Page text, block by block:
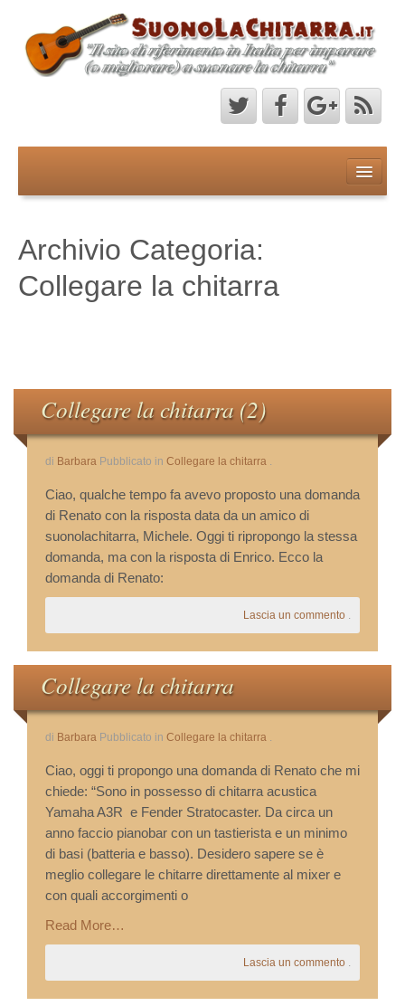
Contatti
Le Vostre Email
Cookie Policy
Privacy Policy
Archivio Categoria:
Collegare la chitarra
Collegare la chitarra (2)
di Barbara Pubblicato in Collegare la chitarra .
Ciao, qualche tempo fa avevo proposto una domanda
di Renato con la risposta data da un amico di
suonolachitarra, Michele. Oggi ti ripropongo la stessa
domanda, ma con la risposta di Enrico. Ecco la
domanda di Renato:
Lascia un commento .
Collegare la chitarra
di Barbara Pubblicato in Collegare la chitarra .
Ciao, oggi ti propongo una domanda di Renato che mi
chiede: “Sono in possesso di chitarra acustica
Yamaha A3R e Fender Stratocaster. Da circa un
anno faccio pianobar con un tastierista e un minimo
di basi (batteria e basso). Desidero sapere se è
meglio collegare le chitarre direttamente al mixer e
con quali accorgimenti o
Read More…
Lascia un commento .